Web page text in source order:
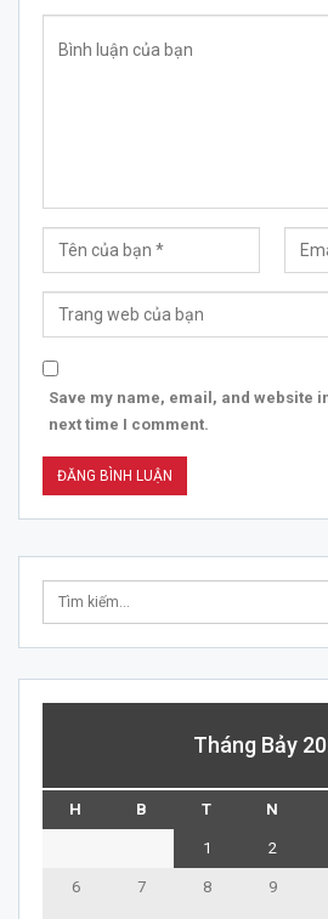
Save my name, email, and website
next time I comment.
Tháng Bảy
H B T N
1 2
6 7 8 9